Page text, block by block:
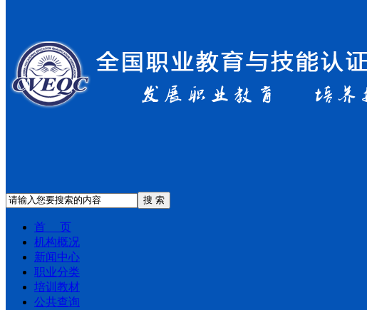
搜 索
首 页
机构概况
新闻中心
职业分类
培训教材
公共查询